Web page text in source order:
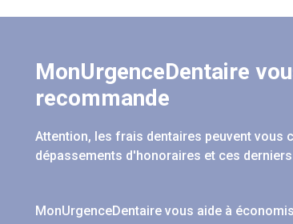
MonUrgenceDentaire
recommande
Attention, les frais dentaires peuvent vous
dépassements d'honoraires et ces
MonUrgenceDentaire vous aide à